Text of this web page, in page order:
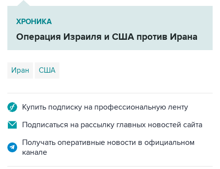
ХРОНИКА
Операция Израиля и США против Ирана
Иран США
Купить подписку на профессиональную ленту
Подписаться на рассылку главных новостей сайта
Получать оперативные новости в официальном
канале